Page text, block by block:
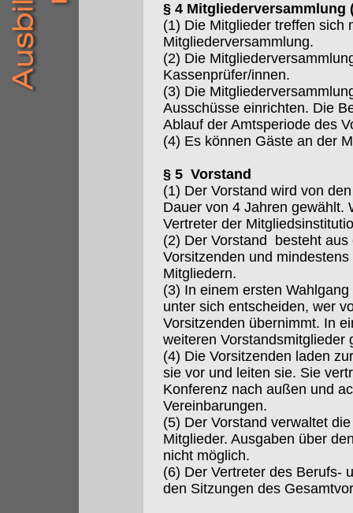
§ 4 Mitgliederversammlung
(1) Die Mitglieder treffen sich
Mitgliederversammlung.
(2) Die
Kassenprüfer/innen.
(3) Die
Ausschüsse einrichten. Die
Ablauf der Amtsperiode des
(4) Es können Gäste an der
§ 5 Vorstand
(1) Der Vorstand wird von
Dauer von 4 Jahren gewählt.
Vertreter der
(2) Der Vorstand besteht
Vorsitzenden und
Mitgliedern.
(3) In einem ersten
unter sich entscheiden, wer
Vorsitzenden übernimmt. In
weiteren Vorstandsmitglieder
(4) Die Vorsitzenden laden
sie vor und leiten sie. Sie
Konferenz nach außen und
Vereinbarungen.
(5) Der Vorstand verwaltet
Mitglieder. Ausgaben über
nicht möglich.
(6) Der Vertreter des Berufs-
den Sitzungen des